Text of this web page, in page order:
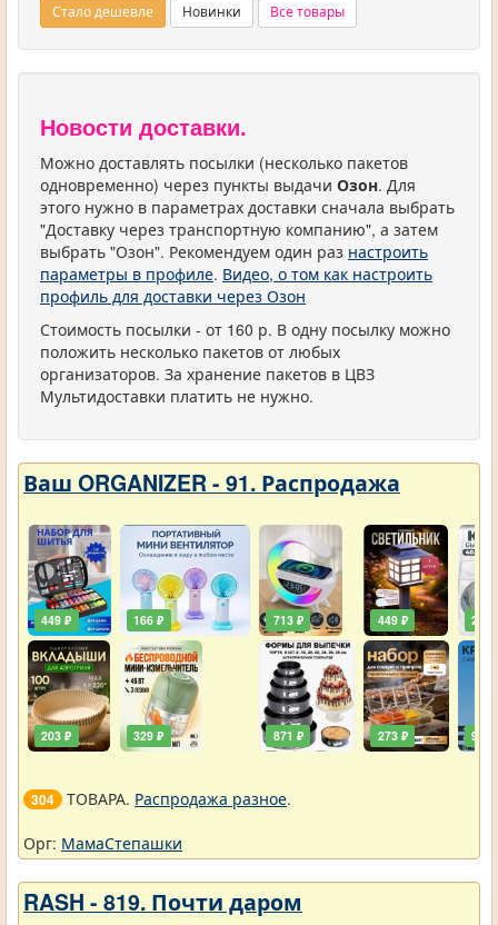
Стало дешевле Новинки Все товары
Новости доставки.
Можно доставлять посылки (несколько пакетов
одновременно) через пункты выдачи Озон. Для
этого нужно в параметрах доставки сначала выбрать
"Доставку через транспортную компанию", а затем
выбрать "Озон". Рекомендуем один раз настроить
параметры в профиле. Видео, о том как настроить
профиль для доставки через Озон
Стоимость посылки - от 160 р. В одну посылку можно
положить несколько пакетов от любых
организаторов. За хранение пакетов в ЦВЗ
Мультидоставки платить не нужно.
Ваш ORGANIZER - 91. Распродажа
449 ₽
203 ₽
166 ₽
329 ₽
713 ₽
871 ₽
449 ₽
273 ₽
203
90 ₽
304 ТОВАРА. Распродажа разное.
Орг: МамаСтепашки
RASH - 819. Почти даром